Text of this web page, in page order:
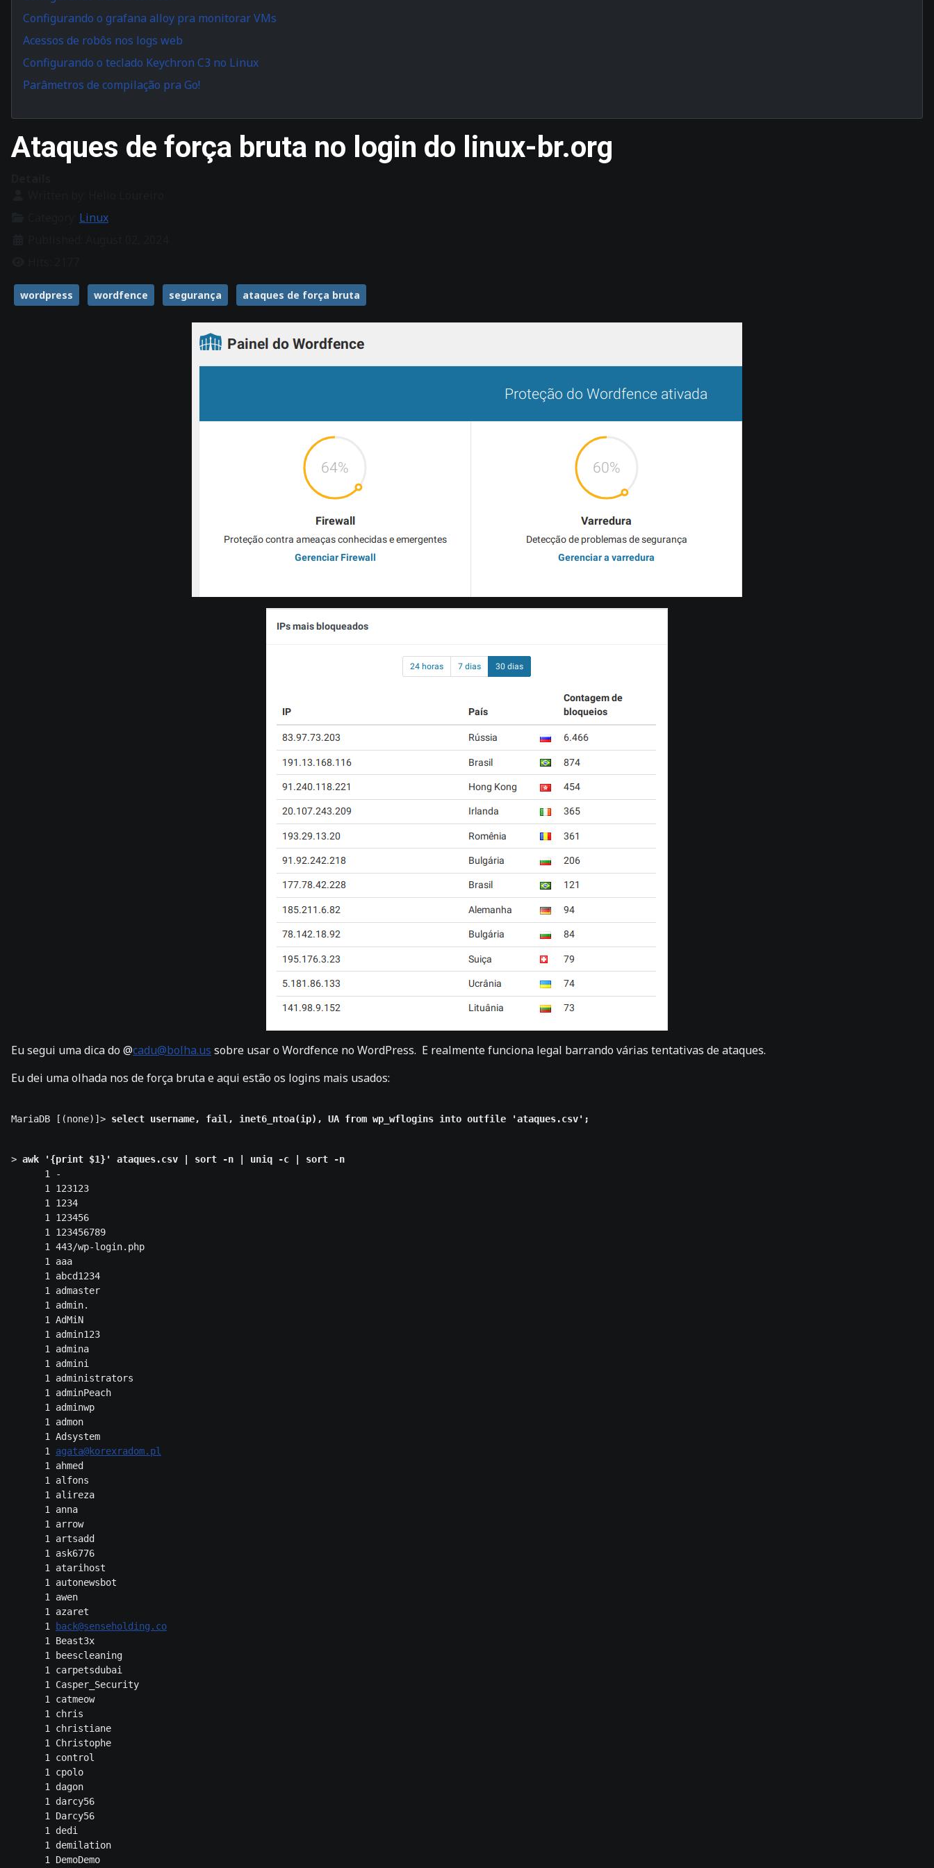
Configurando o grafana alloy pra monitorar VMs
Acessos de robôs nos logs web
Configurando o teclado Keychron C3 no Linux
Parâmetros de compilação pra Go!
Ataques de força bruta no login do linux-br.org
Linux
wordpress wordfence segurança ataques de força bruta
Eu segui uma dica do @cadu@bolha.us sobre usar o Wordfence no WordPress. E realmente funciona legal barrando várias tentativas de ataques.
Eu dei uma olhada nos de força bruta e aqui estão os logins mais usados:
MariaDB [(none)]>
> awk '{print $1}' ataques.csv | sort -n | uniq -c | sort -n
      1 -
      1 123123
      1 1234
      1 123456
      1 123456789
      1 443/wp-login.php
      1 aaa
      1 abcd1234
      1 admaster
      1 admin.
      1 AdMiN
      1 admin123
      1 admina
      1 admini
      1 administrators
      1 adminPeach
      1 adminwp
      1 admon
      1 Adsystem
      1
agata@korexradom.pl
      1 ahmed
      1 alfons
      1 alireza
      1 anna
      1 arrow
      1 artsadd
      1 ask6776
      1 atarihost
      1 autonewsbot
      1 awen
      1 azaret
      1
back@senseholding.co
      1 Beast3x
      1 beescleaning
      1 carpetsdubai
      1 Casper_Security
      1 catmeow
      1 chris
      1 christiane
      1 Christophe
      1 control
      1 cpolo
      1 dagon
      1 darcy56
      1 Darcy56
      1 dedi
      1 demilation
      1 DemoDemo